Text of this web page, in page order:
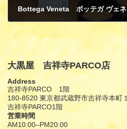
6月 30, 2026
大黒屋 吉祥寺PARCO店
Address
吉祥寺PARCO 1階
180-8520 東京都武蔵野市吉祥寺本町
吉祥寺PARCO1階
営業時間
AM10:00–PM20:00